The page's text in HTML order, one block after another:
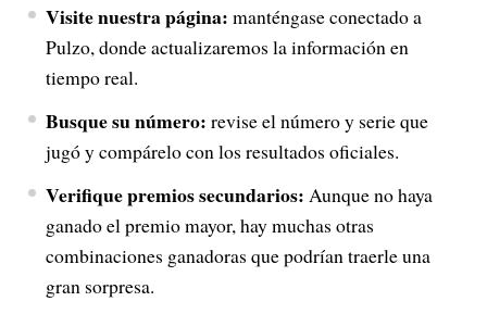
Visite nuestra página: manténgase conectado a
Pulzo, donde actualizaremos la información en
tiempo real.
Busque su número: revise el número y serie que
jugó y compárelo con los resultados oficiales.
Verifique premios secundarios: Aunque no haya
ganado el premio mayor, hay muchas otras
combinaciones ganadoras que podrían traerle una
gran sorpresa.